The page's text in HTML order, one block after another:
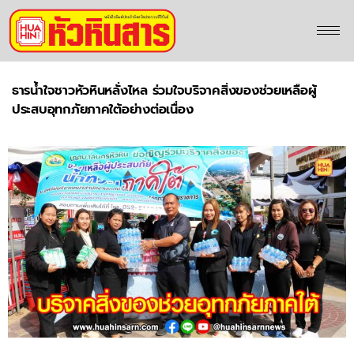
ธารน้ำใจชาวหัวหินหลั่งไหล ร่วมใจบริจาคสิ่งของช่วยเหลือผู้
ประสบอุทกภัยภาคใต้อย่างต่อเนื่อง